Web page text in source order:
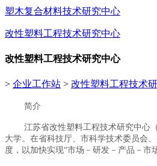
塑木复合材料技术研究中心
改性塑料工程技术研究中心
改性塑料工程技术研究中心
> 企业工作站 > 改性塑料工程技术
简介
江苏省改性塑料工程技术研究中心
大学。在省科技厅、市科学技术委员会
度，以加快实现“市场－研发－产品－市